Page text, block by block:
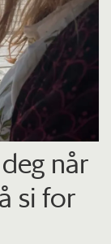
når
si for